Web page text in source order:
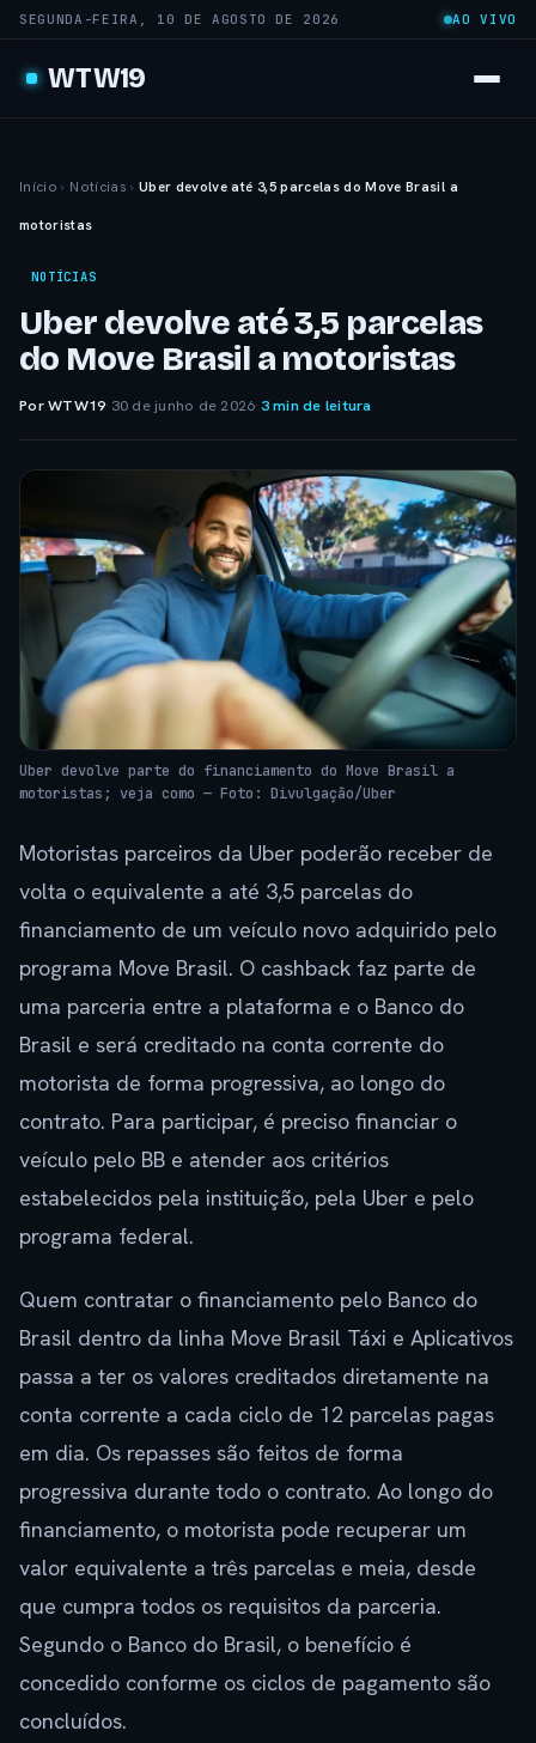
SEGUNDA-FEIRA, 10 DE AGOSTO DE 2026 AO VIVO
WTW19
Início › Notícias › Uber devolve até 3,5 parcelas do Move Brasil a
motoristas
NOTÍCIAS
Uber devolve até 3,5 parcelas
do Move Brasil a motoristas
Por WTW19· 30 de junho de 2026·3 min de leitura
Uber devolve parte do financiamento do Move Brasil a
motoristas; veja como — Foto: Divulgação/Uber
Motoristas parceiros da Uber poderão receber de
volta o equivalente a até 3,5 parcelas do
financiamento de um veículo novo adquirido pelo
programa Move Brasil. O cashback faz parte de
uma parceria entre a plataforma e o Banco do
Brasil e será creditado na conta corrente do
motorista de forma progressiva, ao longo do
contrato. Para participar, é preciso financiar o
veículo pelo BB e atender aos critérios
estabelecidos pela instituição, pela Uber e pelo
programa federal.
Quem contratar o financiamento pelo Banco do
Brasil dentro da linha Move Brasil Táxi e Aplicativos
passa a ter os valores creditados diretamente na
conta corrente a cada ciclo de 12 parcelas pagas
em dia. Os repasses são feitos de forma
progressiva durante todo o contrato. Ao longo do
financiamento, o motorista pode recuperar um
valor equivalente a três parcelas e meia, desde
que cumpra todos os requisitos da parceria.
Segundo o Banco do Brasil, o benefício é
concedido conforme os ciclos de pagamento são
concluídos.